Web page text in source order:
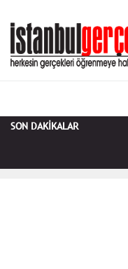
SON DAKİKALAR